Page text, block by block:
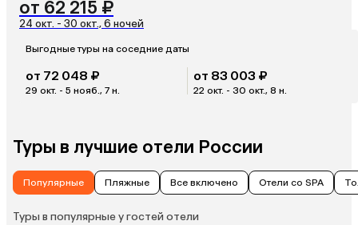
от 62 215 ₽
24 окт. - 30 окт., 6 ночей
Выгодные туры на соседние даты
от 72 048 ₽
29 окт. - 5 нояб., 7 н.
от 83 003 ₽
22 окт. - 30 окт., 8 н.
Туры в лучшие отели России
Популярные Пляжные Все включено Отели со SPA
Туры в популярные у гостей отели